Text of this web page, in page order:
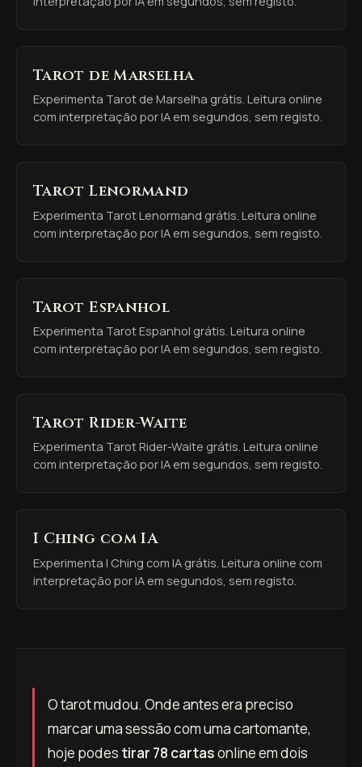
Tarot de Marselha
Experimenta Tarot de Marselha grátis. Leitura online
com interpretação por IA em segundos, sem registo.
Tarot Lenormand
Experimenta Tarot Lenormand grátis. Leitura online
com interpretação por IA em segundos, sem registo.
Tarot Espanhol
Experimenta Tarot Espanhol grátis. Leitura online
com interpretação por IA em segundos, sem registo.
Tarot Rider-Waite
Experimenta Tarot Rider-Waite grátis. Leitura online
com interpretação por IA em segundos, sem registo.
I Ching com IA
Experimenta I Ching com IA grátis. Leitura online com
interpretação por IA em segundos, sem registo.
O tarot mudou. Onde antes era preciso
marcar uma sessão com uma cartomante,
hoje podes tirar 78 cartasonline em dois